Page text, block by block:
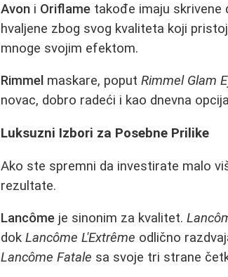
Avon i Oriflame takođe imaju skrivene
hvaljene zbog svog kvaliteta koji
mnoge svojim efektom.
Rimmel maskare, poputRimmel Glam
novac, dobro radeći i kao dnevna
Luksuzni Izbori za Posebne Prilike
Ako ste spremni da investirate malo
rezultate.
Lancôme je sinonim za kvalitet.
dokLancôme L'Extrême odlično
Lancôme Fatale sa svoje tri strane